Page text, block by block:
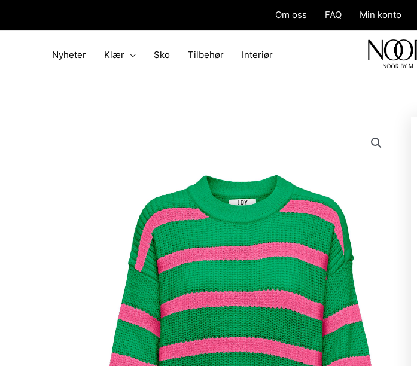
Om oss FAQ Min konto
Nyheter Klær Sko Tilbehør Interiør